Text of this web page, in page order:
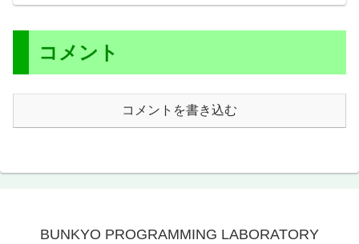
コメント
コメントを書き込む
BUNKYO PROGRAMMING LABORATORY